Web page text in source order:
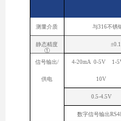
测量介质 与316不锈
静态精度
①
信号输出/
供电
4-20mA 0-5V 1-
10V
0.5-4.5V
数字信号输出